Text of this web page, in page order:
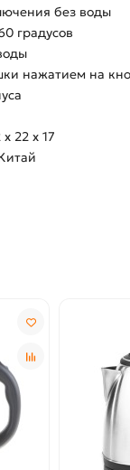
без воды
градусов
нажатием на
22 х 17